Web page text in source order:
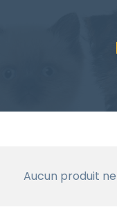
Aucun produit